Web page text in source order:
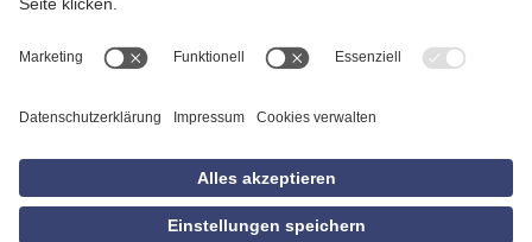
Datenschutzerklärung
Empfang